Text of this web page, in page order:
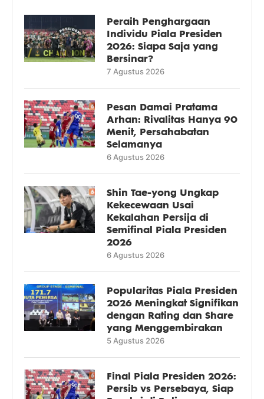
Peraih Penghargaan
Individu Piala Presiden
2026: Siapa Saja yang
Bersinar?
7 Agustus 2026
Pesan Damai Pratama
Arhan: Rivalitas Hanya 90
Menit, Persahabatan
Selamanya
6 Agustus 2026
Shin Tae-yong Ungkap
Kekecewaan Usai
Kekalahan Persija di
Semifinal Piala Presiden
2026
6 Agustus 2026
Popularitas Piala Presiden
2026 Meningkat Signifikan
dengan Rating dan Share
yang Menggembirakan
5 Agustus 2026
Final Piala Presiden 2026:
Persib vs Persebaya, Siap